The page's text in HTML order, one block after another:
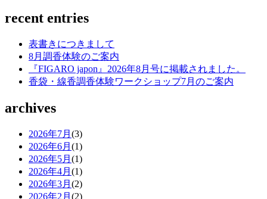
recent entries
表書きにつきまして
8月調香体験のご案内
『FIGARO japon』2026年8月号に掲載されました。
香袋・線香調香体験ワークショップ7月のご案内
archives
2026年7月 (3)
2026年6月 (1)
2026年5月 (1)
2026年4月 (1)
2026年3月 (2)
2026年2月 (2)